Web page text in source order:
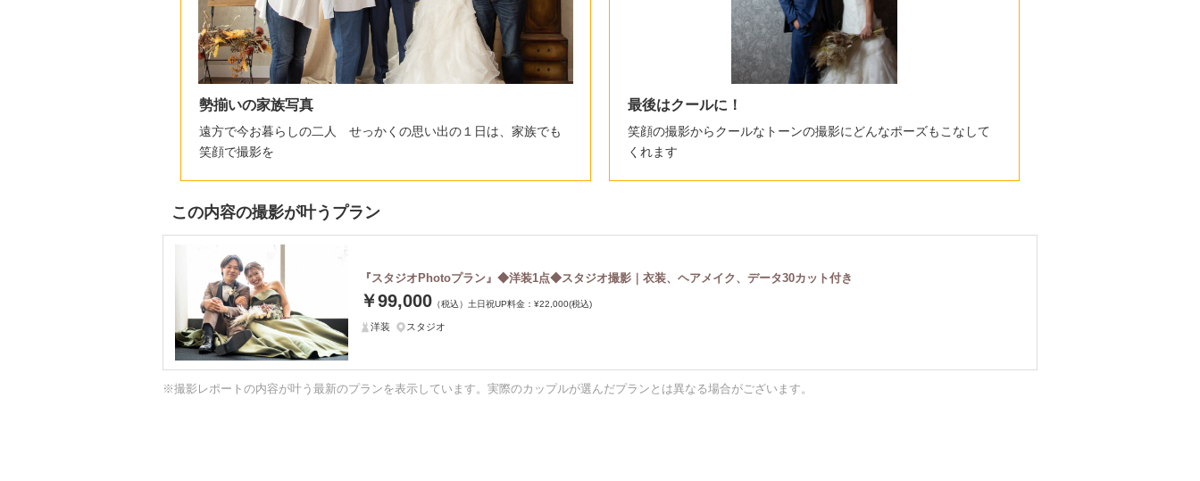
勢揃いの家族写真
遠方で今お暮らしの二人 せっかくの思い出の１日は、家族でも
笑顔で撮影を
最後はクールに！
笑顔の撮影からクールなトーンの撮影にどんなポーズもこなして
くれます
この内容の撮影が叶うプラン
『スタジオPhotoプラン』◆洋装1点◆スタジオ撮影｜衣装、ヘアメイク、データ30カット付き
￥99,000 （税込） 土日祝UP料金： ¥22,000(税込)
洋装 スタジオ
※撮影レポートの内容が叶う最新のプランを表示しています。実際のカップルが選んだプランとは異なる場合がございます。